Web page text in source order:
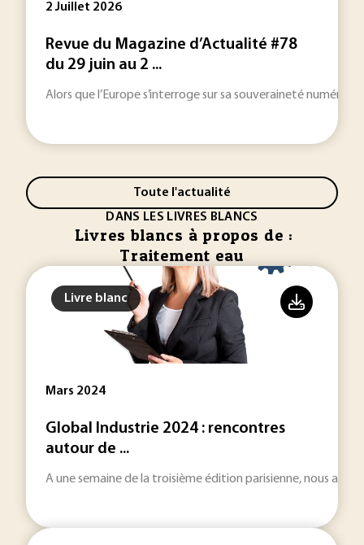
2 Juillet 2026
Revue du Magazine d’Actualité #78
du 29 juin au 2 ...
Alors que l’Europe s’interroge sur sa souveraineté
Toute l'actualité
DANS LES LIVRES BLANCS
Livres blancs à propos de :
Traitement eau
Livre blanc
Mars 2024
Global Industrie 2024 : rencontres
autour de ...
A une semaine de la troisième édition parisienne, nous